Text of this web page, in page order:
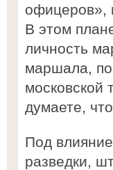
офицеров»,
В этом
личность
маршала,
московской
думаете,
Под
разведки,